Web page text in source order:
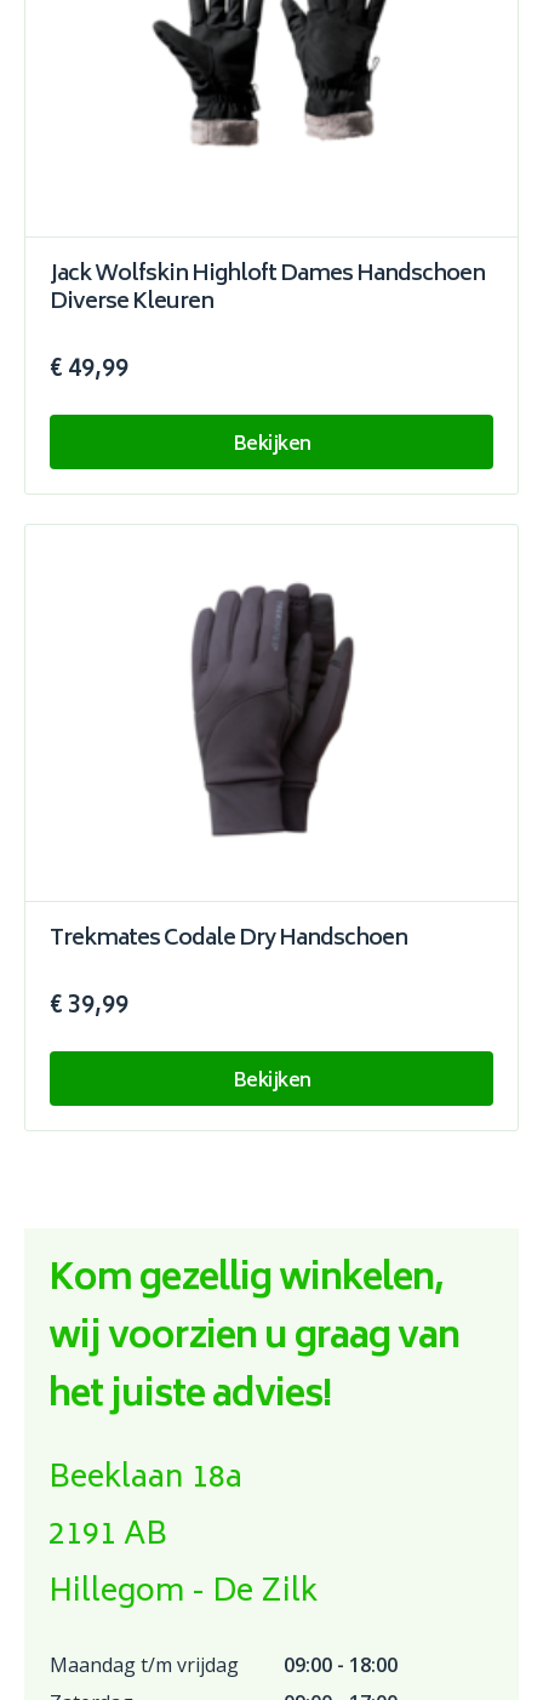
Jack Wolfskin Highloft Dames Handschoen
Diverse Kleuren
€ 49,99
Bekijken
Trekmates Codale Dry Handschoen
€ 39,99
Bekijken
Kom gezellig winkelen,
wij voorzien u graag van
het juiste advies!
Beeklaan 18a
2191 AB
Hillegom - De Zilk
Maandag t/m vrijdag
09:00 - 18:00